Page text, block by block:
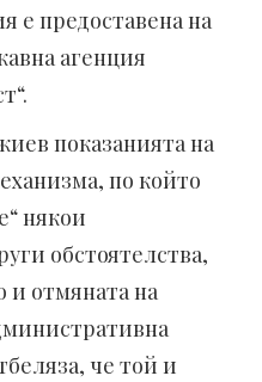
е предоставена на
агенция
показанията на
по който
някои
обстоятелства,
и отмяната на
че той и